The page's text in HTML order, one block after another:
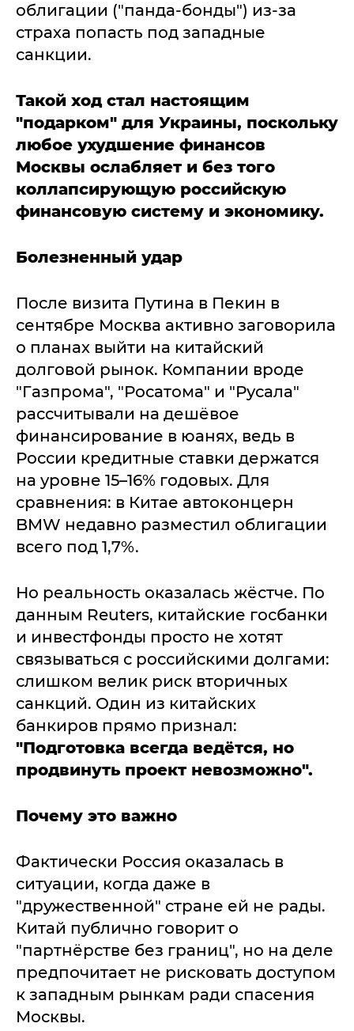
облигации ("панда-бонды") из-за
страха попасть под западные
санкции.
Такой ход стал настоящим
"подарком" для Украины, поскольку
любое ухудшение финансов
Москвы ослабляет и без того
коллапсирующую российскую
финансовую систему и экономику.
Болезненный удар
После визита Путина в Пекин в
сентябре Москва активно заговорила
о планах выйти на китайский
долговой рынок. Компании вроде
"Газпрома", "Росатома" и "Русала"
рассчитывали на дешёвое
финансирование в юанях, ведь в
России кредитные ставки держатся
на уровне 15–16% годовых. Для
сравнения: в Китае автоконцерн
BMW недавно разместил облигации
всего под 1,7%.
Но реальность оказалась жёстче. По
данным Reuters, китайские госбанки
и инвестфонды просто не хотят
связываться с российскими долгами:
слишком велик риск вторичных
санкций. Один из китайских
банкиров прямо признал:
"Подготовка всегда ведётся, но
продвинуть проект невозможно".
Почему это важно
Фактически Россия оказалась в
ситуации, когда даже в
"дружественной" стране ей не рады.
Китай публично говорит о
"партнёрстве без границ", но на деле
предпочитает не рисковать доступом
к западным рынкам ради спасения
Москвы.